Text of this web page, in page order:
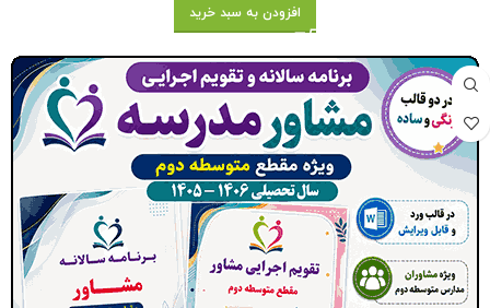
افزودن به سبد خرید